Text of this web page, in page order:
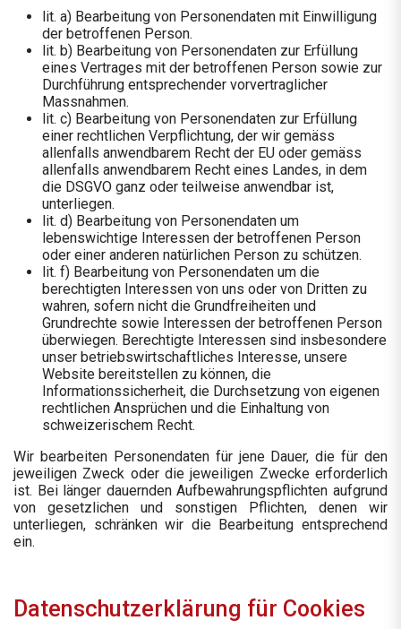
lit. a) Bearbeitung von Personendaten mit Einwilligung
der betroffenen Person.
lit. b) Bearbeitung von Personendaten zur Erfüllung
eines Vertrages mit der betroffenen Person sowie zur
Durchführung entsprechender vorvertraglicher
Massnahmen.
lit. c) Bearbeitung von Personendaten zur Erfüllung
einer rechtlichen Verpflichtung, der wir gemäss
allenfalls anwendbarem Recht der EU oder gemäss
allenfalls anwendbarem Recht eines Landes, in dem
die DSGVO ganz oder teilweise anwendbar ist,
unterliegen.
lit. d) Bearbeitung von Personendaten um
lebenswichtige Interessen der betroffenen Person
oder einer anderen natürlichen Person zu schützen.
lit. f) Bearbeitung von Personendaten um die
berechtigten Interessen von uns oder von Dritten zu
wahren, sofern nicht die Grundfreiheiten und
Grundrechte sowie Interessen der betroffenen Person
überwiegen. Berechtigte Interessen sind insbesondere
unser betriebswirtschaftliches Interesse, unsere
Website bereitstellen zu können, die
Informationssicherheit, die Durchsetzung von eigenen
rechtlichen Ansprüchen und die Einhaltung von
schweizerischem Recht.
Wir bearbeiten Personendaten für jene Dauer, die für den
jeweiligen Zweck oder die jeweiligen Zwecke erforderlich
ist. Bei länger dauernden Aufbewahrungspflichten aufgrund
von gesetzlichen und sonstigen Pflichten, denen wir
unterliegen, schränken wir die Bearbeitung entsprechend
ein.
Datenschutzerklärung für Cookies